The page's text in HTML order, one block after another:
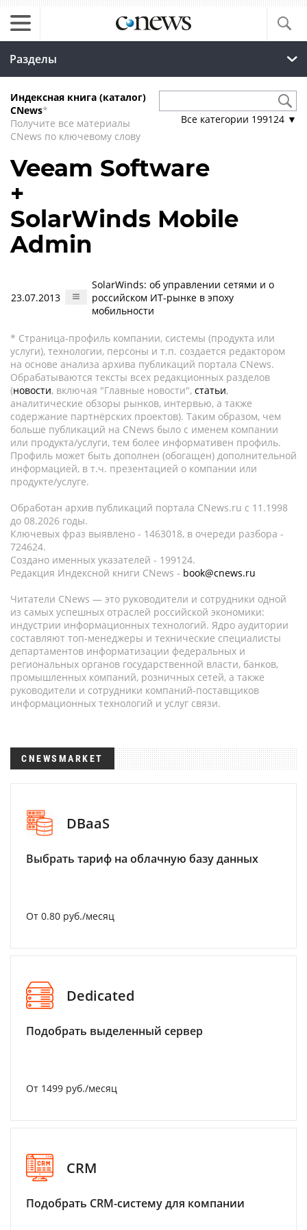
Разделы
Индексная книга (каталог)
CNews*
Получите все материалы
CNews по ключевому слову
Все категории 199124 ▼
Veeam Software
+
SolarWinds Mobile
Admin
23.07.2013
SolarWinds: об управлении сетями и о
российском ИТ-рынке в эпоху
мобильности
* Страница-профиль компании, системы (продукта или
услуги), технологии, персоны и т.п. создается редактором
на основе анализа архива публикаций портала CNews.
Обрабатываются тексты всех редакционных разделов
(новости, включая "Главные новости", статьи,
аналитические обзоры рынков, интервью, а также
содержание партнёрских проектов). Таким образом, чем
больше публикаций на CNews было с именем компании
или продукта/услуги, тем более информативен профиль.
Профиль может быть дополнен (обогащен) дополнительной
информацией, в т.ч. презентацией о компании или
продукте/услуге.
Обработан архив публикаций портала CNews.ru c 11.1998
до 08.2026 годы.
Ключевых фраз выявлено - 1463018, в очереди разбора -
724624.
Создано именных указателей - 199124.
Редакция Индексной книги CNews - book@cnews.ru
Читатели CNews — это руководители и сотрудники одной
из самых успешных отраслей российской экономики:
индустрии информационных технологий. Ядро аудитории
составляют топ-менеджеры и технические специалисты
департаментов информатизации федеральных и
региональных органов государственной власти, банков,
промышленных компаний, розничных сетей, а также
руководители и сотрудники компаний-поставщиков
информационных технологий и услуг связи.
CNEWSMARKET
DBaaS
Выбрать тариф на облачную базу данных
От 0.80 руб./месяц
Dedicated
Подобрать выделенный сервер
От 1499 руб./месяц
CRM
Подобрать CRM-систему для компании